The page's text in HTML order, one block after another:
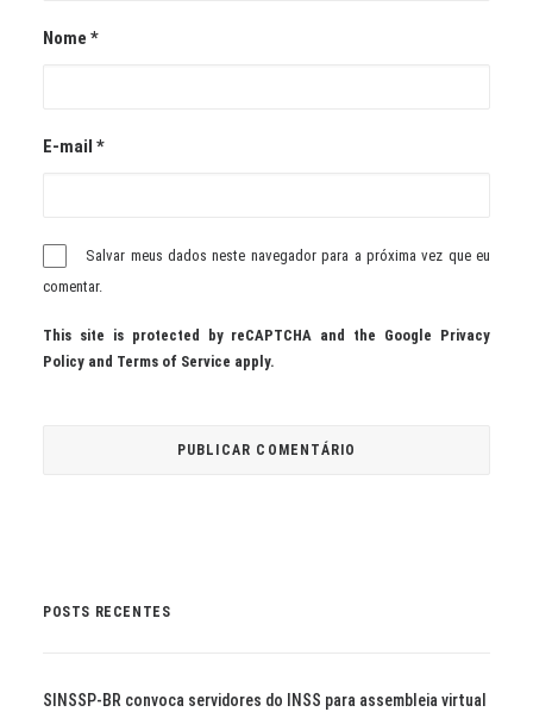
Nome *
E-mail *
Salvar meus dados neste navegador para a próxima vez que eu
comentar.
This site is protected by reCAPTCHA and the Google Privacy
Policy and Terms of Service apply.
POSTS RECENTES
SINSSP-BR convoca servidores do INSS para assembleia virtual